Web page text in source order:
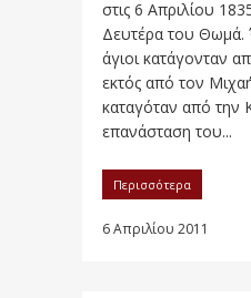
στις 6 Απριλίου
Δευτέρα του Θωμά.
άγιοι κατάγονταν
εκτός από τον
καταγόταν από την
επανάσταση του...
Περισσότερα
6 Απριλίου 2011